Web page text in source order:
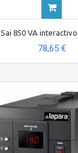
Sai 850 VA
78,65 €